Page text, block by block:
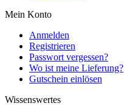
Mein Konto
Anmelden
Registrieren
Passwort vergessen?
Wo ist meine Lieferung?
Gutschein einlösen
Wissenswertes